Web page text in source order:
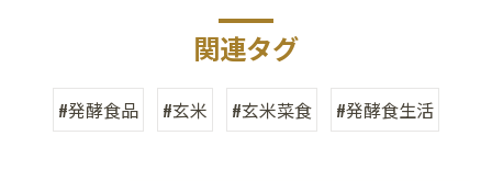
関連タグ
#発酵食品 #玄米 #玄米菜食 #発酵食生活